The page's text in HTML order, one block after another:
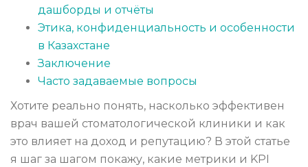
дашборды и отчёты
Этика, конфиденциальность и особенности
в Казахстане
Заключение
Часто задаваемые вопросы
Хотите реально понять, насколько эффективен
врач вашей стоматологической клиники и как
это влияет на доход и репутацию? В этой статье
я шаг за шагом покажу, какие метрики и KPI